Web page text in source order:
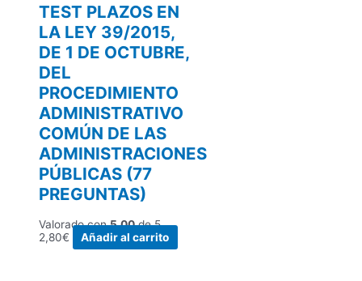
TEST PLAZOS EN
LA LEY 39/2015,
DE 1 DE OCTUBRE,
DEL
PROCEDIMIENTO
ADMINISTRATIVO
COMÚN DE LAS
ADMINISTRACIONES
PÚBLICAS (77
PREGUNTAS)
Valorado con5.00de 5
2,80€ Añadir al carrito